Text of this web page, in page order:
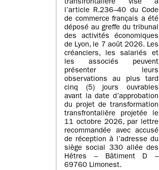
transfrontalière visé à
l’article R.236–40 du Code
de commerce français a été
déposé au greffe du tribunal
des activités économiques
de Lyon, le 7 août 2026. Les
créanciers, les salariés et
les associés peuvent
présenter leurs
observations au plus tard
cinq (5) jours ouvrables
avant la date d’approbation
du projet de transformation
transfrontalière projetée le
11 octobre 2026, par lettre
recommandée avec accusé
de réception à l’adresse du
siège social 330 allée des
Hêtres – Bâtiment D –
69760 Limonest.